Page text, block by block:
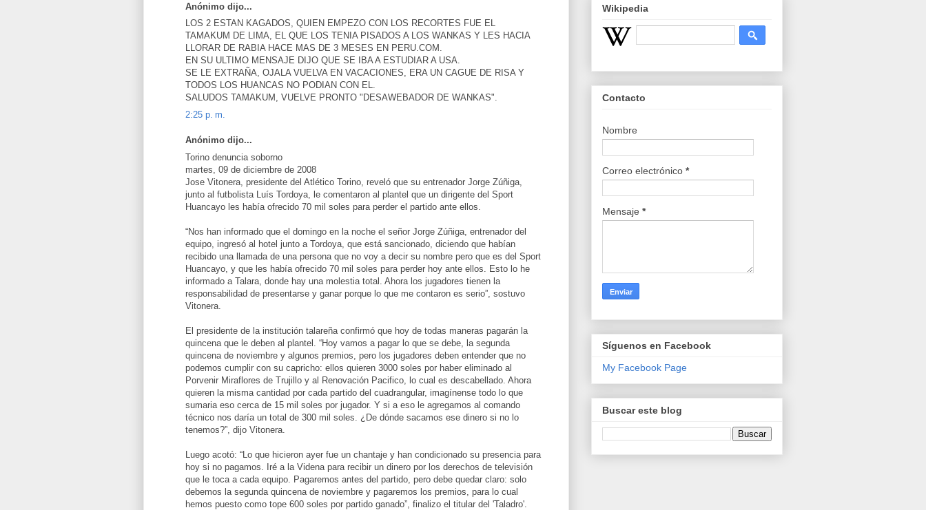
Anónimo dijo...
LOS 2 ESTAN KAGADOS, QUIEN EMPEZO CON LOS RECORTES FUE EL
TAMAKUM DE LIMA, EL QUE LOS TENIA PISADOS A LOS WANKAS Y LES HACIA
LLORAR DE RABIA HACE MAS DE 3 MESES EN PERU.COM.
EN SU ULTIMO MENSAJE DIJO QUE SE IBA A ESTUDIAR A USA.
SE LE EXTRAÑA, OJALA VUELVA EN VACACIONES, ERA UN CAGUE DE RISA Y
TODOS LOS HUANCAS NO PODIAN CON EL.
SALUDOS TAMAKUM, VUELVE PRONTO "DESAWEBADOR DE WANKAS".
2:25 p. m.
Anónimo dijo...
Torino denuncia soborno
martes, 09 de diciembre de 2008
Jose Vitonera, presidente del Atlético Torino, reveló que su entrenador Jorge Zúñiga,
junto al futbolista Luís Tordoya, le comentaron al plantel que un dirigente del Sport
Huancayo les había ofrecido 70 mil soles para perder el partido ante ellos.
“Nos han informado que el domingo en la noche el señor Jorge Zúñiga, entrenador del
equipo, ingresó al hotel junto a Tordoya, que está sancionado, diciendo que habían
recibido una llamada de una persona que no voy a decir su nombre pero que es del Sport
Huancayo, y que les había ofrecido 70 mil soles para perder hoy ante ellos. Esto lo he
informado a Talara, donde hay una molestia total. Ahora los jugadores tienen la
responsabilidad de presentarse y ganar porque lo que me contaron es serio”, sostuvo
Vitonera.
El presidente de la institución talareña confirmó que hoy de todas maneras pagarán la
quincena que le deben al plantel. “Hoy vamos a pagar lo que se debe, la segunda
quincena de noviembre y algunos premios, pero los jugadores deben entender que no
podemos cumplir con su capricho: ellos quieren 3000 soles por haber eliminado al
Porvenir Miraflores de Trujillo y al Renovación Pacifico, lo cual es descabellado. Ahora
quieren la misma cantidad por cada partido del cuadrangular, imagínense todo lo que
sumaria eso cerca de 15 mil soles por jugador. Y si a eso le agregamos al comando
técnico nos daría un total de 300 mil soles. ¿De dónde sacamos ese dinero si no lo
tenemos?”, dijo Vitonera.
Luego acotó: “Lo que hicieron ayer fue un chantaje y han condicionado su presencia para
hoy si no pagamos. Iré a la Videna para recibir un dinero por los derechos de televisión
que le toca a cada equipo. Pagaremos antes del partido, pero debe quedar claro: solo
debemos la segunda quincena de noviembre y pagaremos los premios, para lo cual
hemos puesto como tope 600 soles por partido ganado”, finalizo el titular del 'Taladro'.
Wikipedia
Contacto
Nombre
Correo electrónico *
Mensaje *
Síguenos en Facebook
My Facebook Page
Buscar este blog